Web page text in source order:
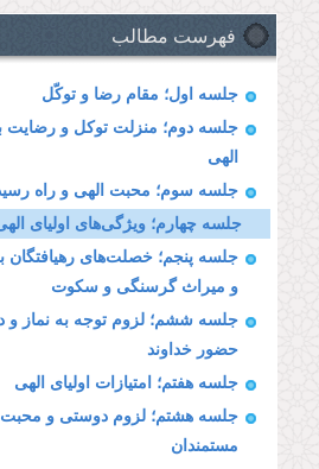
فهرست مطالب
جلسه اول؛ مقام رضا و توكّل
جلسه دوم؛ منزلت توكل و رضايت
الهى
جلسه سوم؛ محبت الهى و راه
جلسه چهارم؛ ویژگی‌های اولیاى
جلسه پنجم؛ خصلت‌های رهيافتگان
و ميراث گرسنگى و سكوت
جلسه ششم؛ لزوم توجه به نماز و
حضور خداوند
جلسه هفتم؛ امتيازات اولياى الهى
جلسه هشتم؛ لزوم دوستى و محبت
مستمندان